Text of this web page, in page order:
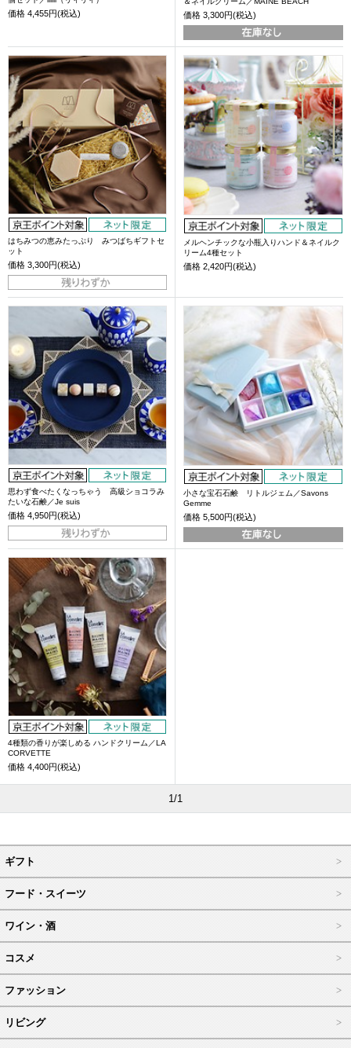
価格 4,455円(税込) 価格 3,300円(税込)
はちみつの恵みたっぷり みつばちギフトセ
ット
価格 3,300円(税込)
メルヘンチックな小瓶入りハンド＆ネイルク
リーム4種セット
価格 2,420円(税込)
思わず食べたくなっちゃう 高級ショコラみ
たいな石鹸／Je suis
価格 4,950円(税込)
小さな宝石石鹸 リトルジェム／Savons
Gemme
価格 5,500円(税込)
4種類の香りが楽しめる ハンドクリーム／LA
CORVETTE
価格 4,400円(税込)
1/1
ギフト
フード・スイーツ
ワイン・酒
コスメ
ファッション
リビング